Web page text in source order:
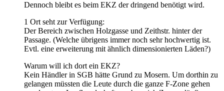
Dennoch bleibt es beim EKZ der dringend benötigt wird.
1 Ort seht zur Verfügung:
Der Bereich zwischen Holzgasse und Zeithstr. hinter der
Passage. (Welche übrigens immer noch sehr hochwertig ist.
Evtl. eine erweiterung mit ähnlich dimensionierten Läden?)
Warum will ich dort ein EKZ?
Kein Händler in SGB hätte Grund zu Mosern. Um dorthin zu
gelangen müssten die Leute durch die ganze F-Zone gehen